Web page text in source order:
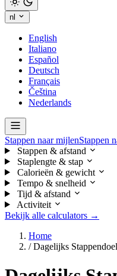
nl
English
Italiano
Español
Deutsch
Français
Čeština
Nederlands
Stappen naar mijlenStappen
Stappen & afstand
Staplengte & stap
Calorieën & gewicht
Tempo & snelheid
Tijd & afstand
Activiteit
Bekijk alle calculators →
Home
/ Dagelijks